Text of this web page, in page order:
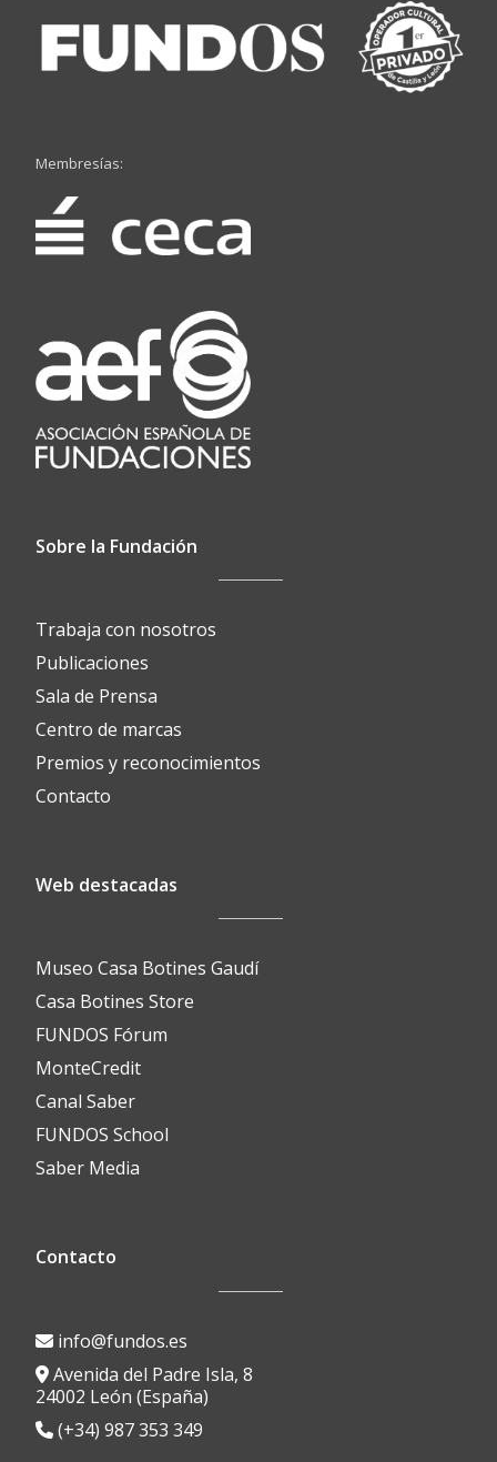
Membresías:
Sobre la Fundación
Trabaja con nosotros
Publicaciones
Sala de Prensa
Centro de marcas
Premios y reconocimientos
Contacto
Web destacadas
Museo Casa Botines Gaudí
Casa Botines Store
FUNDOS Fórum
MonteCredit
Canal Saber
FUNDOS School
Saber Media
Contacto
info@fundos.es
Avenida del Padre Isla, 8
24002 León (España)
(+34) 987 353 349